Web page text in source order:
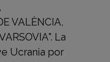
VALÈNCIA,
La
Ucrania por